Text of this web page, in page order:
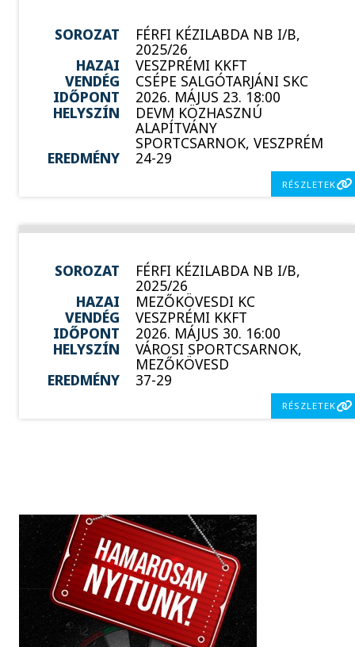
SOROZAT FÉRFI KÉZILABDA NB I/B,
2025/26
HAZAI
VESZPRÉMI KKFT
VENDÉG
CSÉPE SALGÓTARJÁNI SKC
IDŐPONT
2026. MÁJUS 23. 18:00
HELYSZÍN
DEVM KÖZHASZNÚ
ALAPÍTVÁNY
SPORTCSARNOK, VESZPRÉM
EREDMÉNY
24-29
RÉSZLETEK
SOROZAT FÉRFI KÉZILABDA NB I/B,
2025/26
HAZAI
MEZŐKÖVESDI KC
VENDÉG
VESZPRÉMI KKFT
IDŐPONT
2026. MÁJUS 30. 16:00
HELYSZÍN
VÁROSI SPORTCSARNOK,
MEZŐKÖVESD
EREDMÉNY
37-29
RÉSZLETEK